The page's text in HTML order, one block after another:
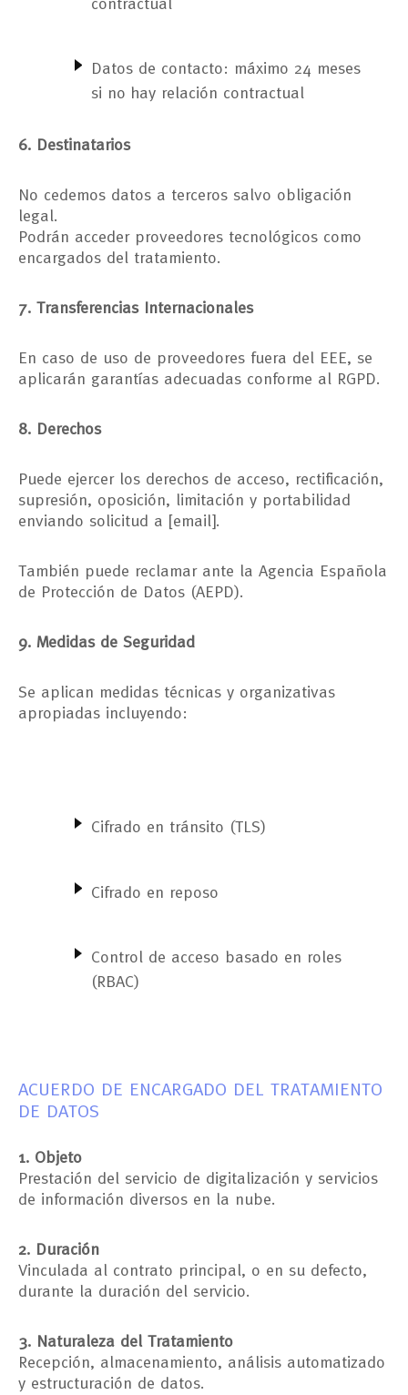
Datos de contacto: máximo 24 meses
si no hay relación contractual
6. Destinatarios
No cedemos datos a terceros salvo obligación
legal.
Podrán acceder proveedores tecnológicos como
encargados del tratamiento.
7. Transferencias Internacionales
En caso de uso de proveedores fuera del EEE, se
aplicarán garantías adecuadas conforme al RGPD.
8. Derechos
Puede ejercer los derechos de acceso, rectificación,
supresión, oposición, limitación y portabilidad
enviando solicitud a [email].
También puede reclamar ante la Agencia Española
de Protección de Datos (AEPD).
9. Medidas de Seguridad
Se aplican medidas técnicas y organizativas
apropiadas incluyendo:
Cifrado en tránsito (TLS)
Cifrado en reposo
Control de acceso basado en roles
(RBAC)
ACUERDO DE ENCARGADO DEL TRATAMIENTO
DE DATOS
1. Objeto
Prestación del servicio de digitalización y servicios
de información diversos en la nube.
2. Duración
Vinculada al contrato principal, o en su defecto,
durante la duración del servicio.
3. Naturaleza del Tratamiento
Recepción, almacenamiento, análisis automatizado
y estructuración de datos.